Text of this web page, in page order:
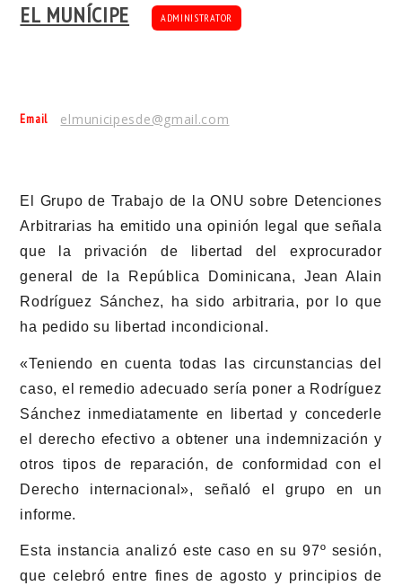
EL MUNÍCIPE ADMINISTRATOR
Email elmunicipesde@gmail.com
El Grupo de Trabajo de la ONU sobre Detenciones
Arbitrarias ha emitido una opinión legal que señala
que la privación de libertad del exprocurador
general de la República Dominicana, Jean Alain
Rodríguez Sánchez, ha sido arbitraria, por lo que
ha pedido su libertad incondicional.
«Teniendo en cuenta todas las circunstancias del
caso, el remedio adecuado sería poner a Rodríguez
Sánchez inmediatamente en libertad y concederle
el derecho efectivo a obtener una indemnización y
otros tipos de reparación, de conformidad con el
Derecho internacional», señaló el grupo en un
informe.
Esta instancia analizó este caso en su 97º sesión,
que celebró entre fines de agosto y principios de